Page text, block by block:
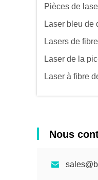
Pièces de
Laser bleu de
Lasers de
Laser de la
Laser à fibre
Nous